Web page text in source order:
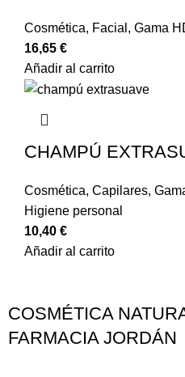
Cosmética, Facial , Gama
16,65 €
Añadir al carrito
CHAMPÚ
Cosmética, Capilares,
Higiene personal
10,40 €
Añadir al carrito
COSMÉTICA
FARMACIA JORDÁN